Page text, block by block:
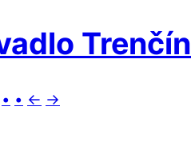
Trenčín
• • ← →